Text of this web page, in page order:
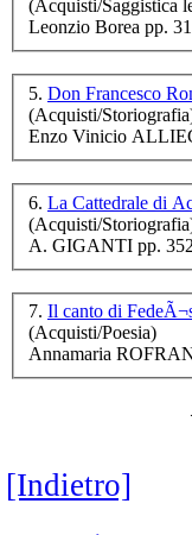
(Acquisti/Saggistica
Leonzio Borea pp.
5. Don Francesco
(Acquisti/
Enzo Vinicio
6. La Cattedrale di
(Acquisti/
A. GIGANTI pp.
7. Il canto di
(Acquisti/Poesia)
Annamaria
[Indietro]